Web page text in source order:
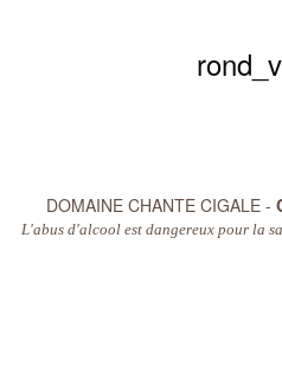
DOMAINE CHANTE CIGALE -
L'abus d'alcool est dangereux pour la